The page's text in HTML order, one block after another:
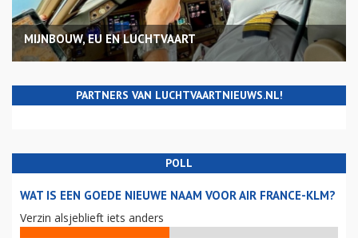
MIJNBOUW, EU EN LUCHTVAART
PARTNERS VAN LUCHTVAARTNIEUWS.NL!
POLL
WAT IS EEN GOEDE NIEUWE NAAM VOOR AIR FRANCE-KLM?
Verzin alsjeblieft iets anders